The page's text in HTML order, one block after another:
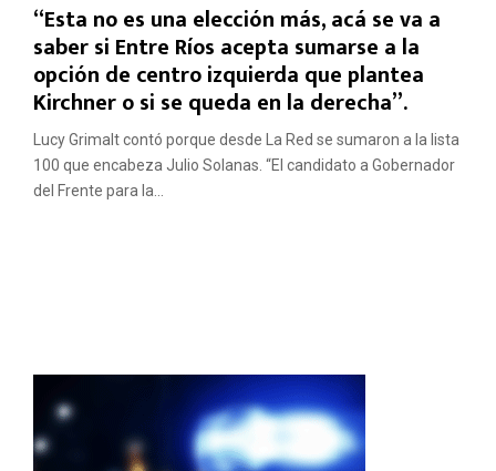
“Esta no es una elección más, acá se va a
saber si Entre Ríos acepta sumarse a la
opción de centro izquierda que plantea
Kirchner o si se queda en la derecha”.
Lucy Grimalt contó porque desde La Red se sumaron a la lista
100 que encabeza Julio Solanas. “El candidato a Gobernador
del Frente para la...